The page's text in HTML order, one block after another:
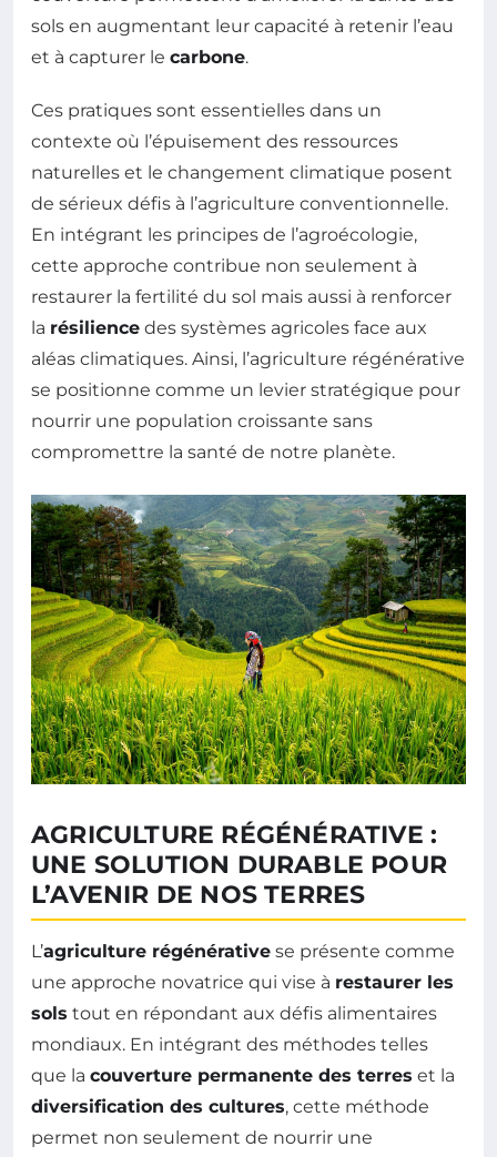
sols en augmentant leur capacité à retenir l’eau
et à capturer le carbone.
Ces pratiques sont essentielles dans un
contexte où l’épuisement des ressources
naturelles et le changement climatique posent
de sérieux défis à l’agriculture conventionnelle.
En intégrant les principes de l’agroécologie,
cette approche contribue non seulement à
restaurer la fertilité du sol mais aussi à renforcer
la résilience des systèmes agricoles face aux
aléas climatiques. Ainsi, l’agriculture régénérative
se positionne comme un levier stratégique pour
nourrir une population croissante sans
compromettre la santé de notre planète.
AGRICULTURE RÉGÉNÉRATIVE :
UNE SOLUTION DURABLE POUR
L’AVENIR DE NOS TERRES
L’agriculture régénérative se présente comme
une approche novatrice qui vise à restaurer les
sols tout en répondant aux défis alimentaires
mondiaux. En intégrant des méthodes telles
que la couverture permanente des terres et la
diversification des cultures, cette méthode
permet non seulement de nourrir une